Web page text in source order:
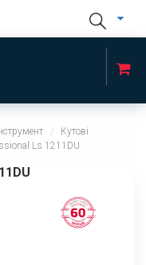
Кутові
Ls 1211DU